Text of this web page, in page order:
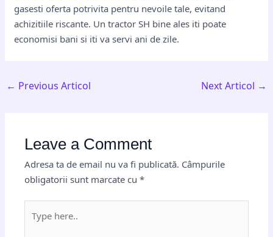
gasesti oferta potrivita pentru nevoile tale, evitand
achizitiile riscante. Un tractor SH bine ales iti poate
economisi bani si iti va servi ani de zile.
← Previous Articol Next Articol →
Leave a Comment
Adresa ta de email nu va fi publicată. Câmpurile
obligatorii sunt marcate cu*
here..